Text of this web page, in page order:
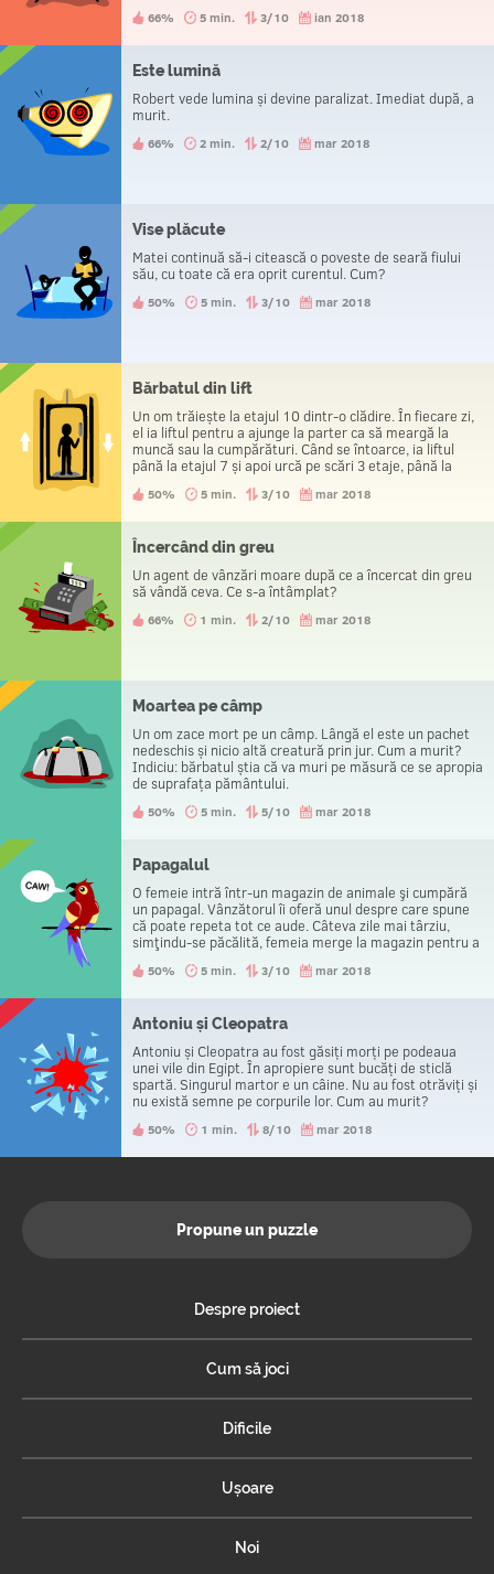
de a executa săritura, a alergat trei metri spre tren.
66% 5 min. 3/10 ian 2018
Este lumină
Robert vede lumina și devine paralizat. Imediat după, a
murit.
66% 2 min. 2/10 mar 2018
Vise plăcute
Matei continuă să-i citească o poveste de seară fiului
său, cu toate că era oprit curentul. Cum?
50% 5 min. 3/10 mar 2018
Bărbatul din lift
Un om trăiește la etajul 10 dintr-o clădire. În fiecare zi,
el ia liftul pentru a ajunge la parter ca să meargă la
muncă sau la cumpărături. Când se întoarce, ia liftul
până la etajul 7 și apoi urcă pe scări 3 etaje, până la
50% 5 min. 3/10 mar 2018
Încercând din greu
Un agent de vânzări moare după ce a încercat din greu
să vândă ceva. Ce s-a întâmplat?
66% 1 min. 2/10 mar 2018
Moartea pe câmp
Un om zace mort pe un câmp. Lângă el este un pachet
nedeschis și nicio altă creatură prin jur. Cum a murit?
Indiciu: bărbatul știa că va muri pe măsură ce se apropia
de suprafața pământului.
50% 5 min. 5/10 mar 2018
Papagalul
O femeie intră într-un magazin de animale şi cumpără
un papagal. Vânzătorul îi oferă unul despre care spune
că poate repeta tot ce aude. Câteva zile mai târziu,
simţindu-se păcălită, femeia merge la magazin pentru a
fără bani. De ce?
50% 5 min. 3/10 mar 2018
Antoniu și Cleopatra
Antoniu și Cleopatra au fost găsiți morți pe podeaua
unei vile din Egipt. În apropiere sunt bucăți de sticlă
spartă. Singurul martor e un câine. Nu au fost otrăviți și
nu există semne pe corpurile lor. Cum au murit?
50% 1 min. 8/10 mar 2018
Propune un puzzle
Despre proiect
Cum să joci
Dificile
Ușoare
Noi